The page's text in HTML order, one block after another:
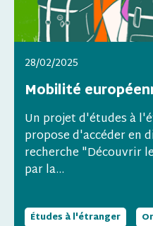
28/02/2025
Mobilité
Un projet d'études à
propose d'accéder en
recherche "Découvrir
par la...
Études à l'étranger